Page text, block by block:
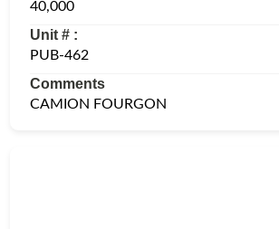
40,000
Unit # :
PUB-462
Comments
CAMION FOURGON